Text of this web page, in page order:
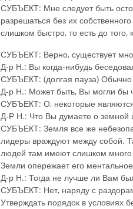
СУБЪЕКТ: Мне следует быть
разрешаться без их
слишком быстро, то есть до
СУБЪЕКТ: Верно, существует
Д-р Н.: Вы когда-нибудь
СУБЪЕКТ: (долгая пауза)
Д-р Н.: Может быть, Вы могли бы
СУБЪЕКТ: О, некоторые
Д-Р Н.: Что Вы думаете о
СУБЪЕКТ: Земля все же
лидеры враждуют между собой.
людей там имеют слишком много
Земли опережает его
Д-р Н.: Тогда не лучше ли Вам
СУБЪЕКТ: Нет, наряду с
Утверждать порядок в условиях